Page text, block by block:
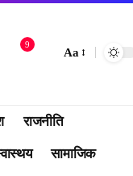
9
Aa
राजनीति
सामाजिक